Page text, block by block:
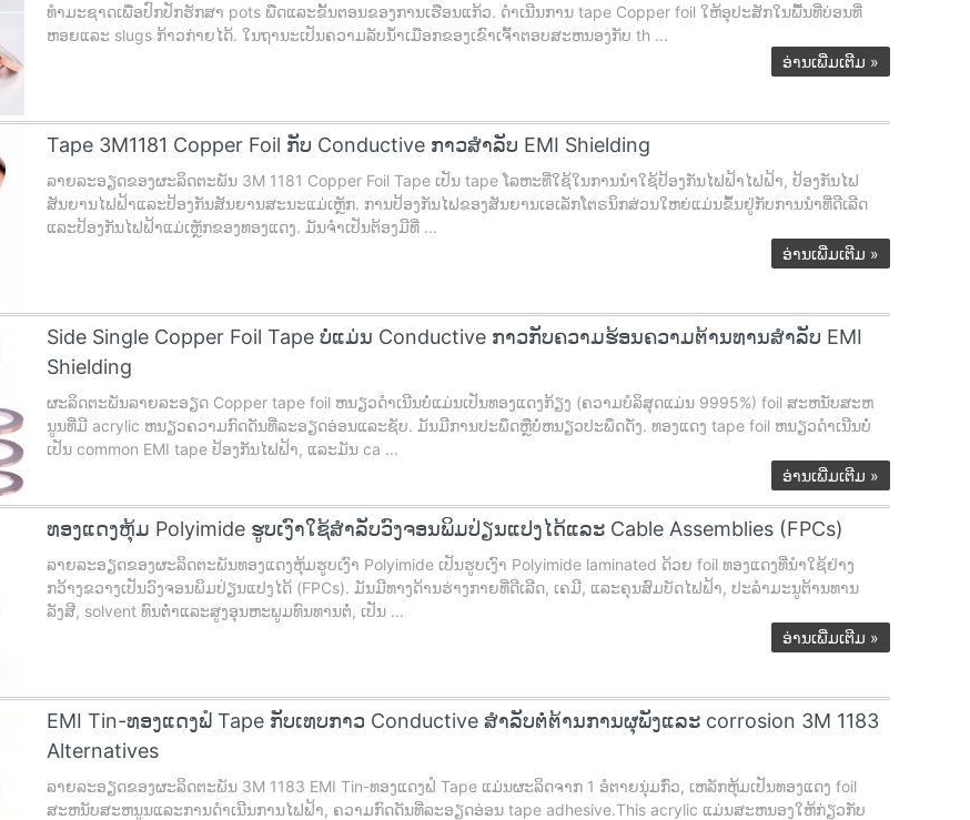
ທໍາມະຊາດເພື່ອປົກປັກຮັກສາ pots ພືດແລະຂັ້ນຕອນຂອງການເຮືອນແກ້ວ. ດໍາເນີນການ tape Copper foil ໃຫ້ອຸປະສັກໃນພື້ນທີ່ບ່ອນທີ່
ຫອຍແລະ slugs ກ້າວກ່າຍໄດ້. ໃນຖານະເປັນຄວາມລັບນ້ໍາເມືອກຂອງເຂົາເຈົ້າຕອບສະຫນອງກັບ th ...
ອ່ານເພີ່ມເຕີມ »
Tape 3M1181 Copper Foil ກັບ Conductive ກາວສໍາລັບ EMI Shielding
ລາຍລະອຽດຂອງຜະລິດຕະພັນ 3M 1181 Copper Foil Tape ເປັນ tape ໂລຫະທີ່ໃຊ້ໃນການນໍາໃຊ້ປ້ອງກັນໄຟຟ້າໄຟຟ້າ, ປ້ອງກັນໄຟ
ສັນຍານໄຟຟ້າແລະປ້ອງກັນສັນຍານສະນະແມ່ເຫຼັກ. ການປ້ອງກັນໄຟຂອງສັນຍານເອເລັກໂຕຣນິກສ່ວນໃຫຍ່ແມ່ນຂຶ້ນຢູ່ກັບການນໍາທີ່ດີເລີດ
ແລະປ້ອງກັນໄຟຟ້າແມ່ເຫຼັກຂອງທອງແດງ. ມັນຈໍາເປັນຕ້ອງມີທີ່ ...
ອ່ານເພີ່ມເຕີມ »
Side Single Copper Foil Tape ບໍ່ແມ່ນ Conductive ກາວກັບຄວາມຮ້ອນຄວາມຕ້ານທານສໍາລັບ EMI
Shielding
ຜະລິດຕະພັນລາຍລະອຽດ Copper tape foil ຫນຽວດໍາເນີນບໍ່ແມ່ນເປັນທອງແດງກ້ຽງ (ຄວາມບໍລິສຸດແມ່ນ 9995%) foil ສະຫນັບສະຫ
ນູນທີ່ມີ acrylic ຫນຽວຄວາມກົດດັນທີ່ລະອຽດອ່ອນແລະຊັບ. ມັນມີການປະພຶດຫຼືບໍ່ຫນຽວປະພຶດດັ່ງ. ທອງແດງ tape foil ຫນຽວດໍາເນີນບໍ່
ເປັນ common EMI tape ປ້ອງກັນໄຟຟ້າ, ແລະມັນ ca ...
ອ່ານເພີ່ມເຕີມ »
ທອງແດງຫຸ້ມ Polyimide ຮູບເງົາໃຊ້ສໍາລັບວົງຈອນພິມປ່ຽນແປງໄດ້ແລະ Cable Assemblies (FPCs)
ລາຍລະອຽດຂອງຜະລິດຕະພັນທອງແດງຫຸ້ມຮູບເງົາ Polyimide ເປັນຮູບເງົາ Polyimide laminated ດ້ວຍ foil ທອງແດງທີ່ນໍາໃຊ້ຢ່າງ
ກວ້າງຂວາງເປັນວົງຈອນພິມປ່ຽນແປງໄດ້ (FPCs). ມັນມີທາງດ້ານຮ່າງກາຍທີ່ດີເລີດ, ເຄມີ, ແລະຄຸນສົມບັດໄຟຟ້າ, ປະລໍາມະນູຕ້ານທານ
ລັງສີ, solvent ທົນຕ່ໍາແລະສູງອຸນຫະພູມທົນທານຕໍ່, ເປັນ ...
ອ່ານເພີ່ມເຕີມ »
EMI Tin-ທອງແດງຟໍ Tape ກັບເທບກາວ Conductive ສໍາລັບຕໍ່ຕ້ານການຜຸພັງແລະ corrosion 3M 1183
Alternatives
ລາຍລະອຽດຂອງຜະລິດຕະພັນ 3M 1183 EMI Tin-ທອງແດງຟໍ Tape ແມ່ນຜະລິດຈາກ 1 ອໍຕາຍນຸ່ມກົ່ວ, ເຫລັກຫຸ້ມເປັນທອງແດງ foil
ສະຫນັບສະຫນູນແລະການດໍາເນີນການໄຟຟ້າ, ຄວາມກົດດັນທີ່ລະອຽດອ່ອນ tape adhesive.This acrylic ແມ່ນສະຫນອງໃຫ້ກ່ຽວກັບ